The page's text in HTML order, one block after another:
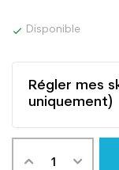
 Disponible
Régler mes
uniquement)